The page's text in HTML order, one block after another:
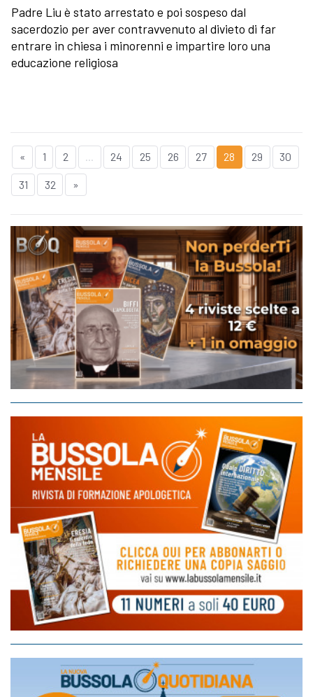
Padre Liu è stato arrestato e poi sospeso dal
sacerdozio per aver contravvenuto al divieto di far
entrare in chiesa i minorenni e impartire loro una
educazione religiosa
« 1 2 ... 24 25 26 27 28 29 30
31 32 »